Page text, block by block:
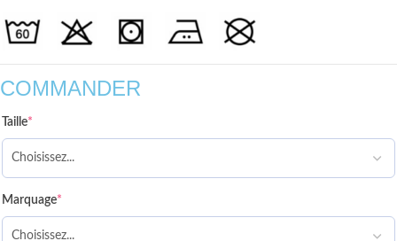
COMMANDER
Taille*
Marquage*